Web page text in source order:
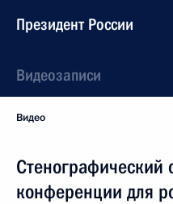
Президент России
Видеозаписи
Видео
Стенографический
конференции для